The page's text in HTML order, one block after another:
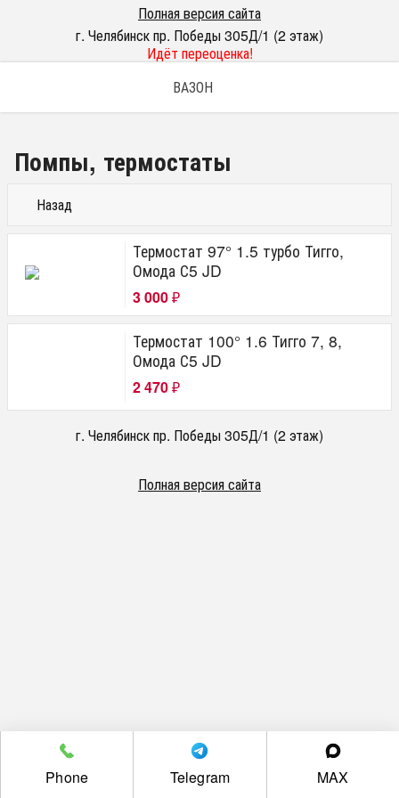
Полная версия сайта
г. Челябинск пр. Победы 305Д/1 (2 этаж)
Идёт переоценка!
ВАЗОН
Помпы, термостаты
Назад
Термостат 97° 1.5 турбо Тигго,
Омода С5 JD
3 000 ₽
Термостат 100° 1.6 Тигго 7, 8,
Омода С5 JD
2 470 ₽
г. Челябинск пр. Победы 305Д/1 (2 этаж)
Полная версия сайта
Phone Telegram MAX